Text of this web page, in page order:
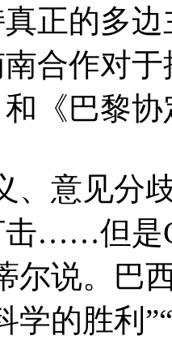
正的多
合作对
《巴黎
意见分歧
……但是
尔说。巴
学的胜利